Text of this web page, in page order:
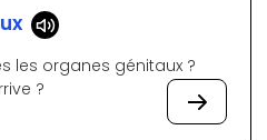
les organes génitaux ?
?